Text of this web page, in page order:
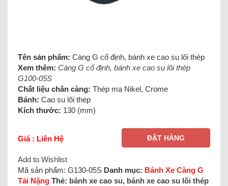
Tên sản phẩm: Càng G cố định, bánh xe cao su lõi thép
Xem thêm: Càng G cố định, bánh xe cao su lõi thép
G100-05S
Chất liệu chân càng: Thép mạ Nikel, Crome
Bánh: Cao su lõi thép
Kích thước: 130 (mm)
Giá : Liên Hệ ĐẶT HÀNG
Add to Wishlist
Mã sản phẩm: G130-05S Danh mục: Bánh Xe Càng G
Tải Nặng Thẻ: bánh xe cao su, bánh xe cao su lõi thép